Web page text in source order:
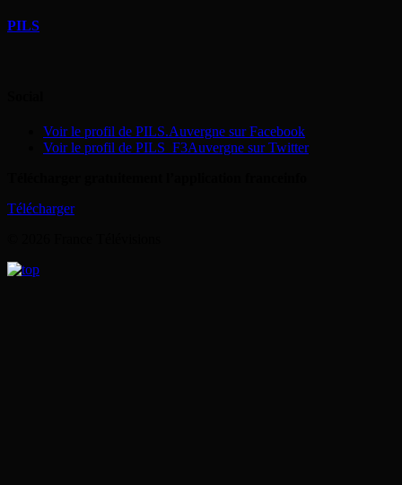
PILS
Voir le profil de PILS.Auvergne sur Facebook
Voir le profil de PILS_F3Auvergne sur Twitter
Télécharger